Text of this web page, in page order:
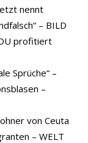
nennt
– BILD
profitiert
Sprüche“ –
–
von Ceuta
– WELT